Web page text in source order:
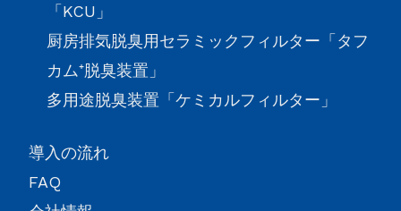
「KCU」
厨房排気脱臭用セラミックフィルター「タフ
カム⁺脱臭装置」
多用途脱臭装置「ケミカルフィルター」
導入の流れ
FAQ